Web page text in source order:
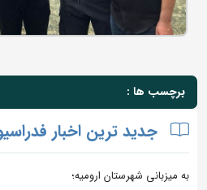
برچسب ها :
جدید ترین اخبار
به میزبانی شهرستان ارومیه؛